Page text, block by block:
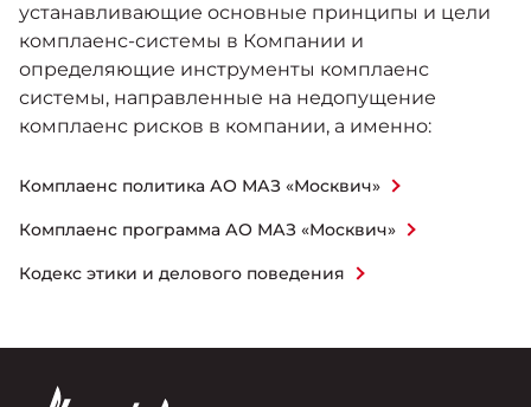
Москвич 3 с ручным
управлением (РУ)
Кроссовер, создающий равные
возможности
от 2 069 000 ₽*
Практичный семиместный
Спецпредложения
Страховые программы
СЕРВИСНЫЕ АКЦИИ
АКСЕССУАРЫ
устанавливающие основные принципы и цели
комплаенс-системы в Компании и
определяющие инструменты комплаенс
системы, направленные на недопущение
комплаенс рисков в компании, а именно:
Комплаенс политика АО МАЗ «Москвич»
Комплаенс программа АО МАЗ «Москвич»
Кодекс этики и делового поведения